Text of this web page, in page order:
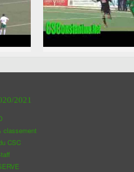
2021
classement
CSC